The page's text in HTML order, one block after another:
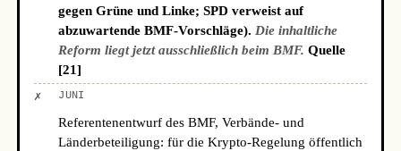
gegen Grüne und Linke; SPD verweist auf
abzuwartende BMF-Vorschläge). Die inhaltliche
Reform liegt jetzt ausschließlich beim BMF. Quelle
[21]
✗ JUNI
Referentenentwurf des BMF, Verbände- und
Länderbeteiligung: für die Krypto-Regelung öffentlich